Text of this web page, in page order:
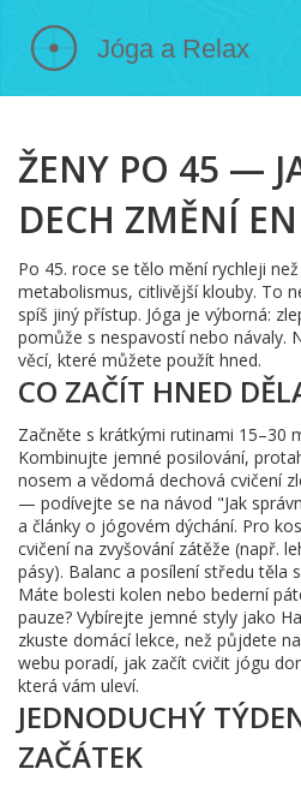
ŽENY PO 45 —
DECH ZMĚNÍ
Po 45. roce se tělo mění rychleji
metabolismus, citlivější klouby. To
spíš jiný přístup. Jóga je výborná:
pomůže s nespavostí nebo návaly.
věcí, které můžete použít hned.
CO ZAČÍT HNED
Začněte s krátkými rutinami 15–30
Kombinujte jemné posilování,
nosem a vědomá dechová cvičení
— podívejte se na návod "Jak
a články o jógovém dýchání. Pro
cvičení na zvyšování zátěže (např.
pásy). Balanc a posílení středu těla
Máte bolesti kolen nebo bederní
pauze? Vybírejte jemné styly jako
zkuste domácí lekce, než půjdete
webu poradí, jak začít cvičit jógu
která vám uleví.
JEDNODUCHÝ
ZAČÁTEK